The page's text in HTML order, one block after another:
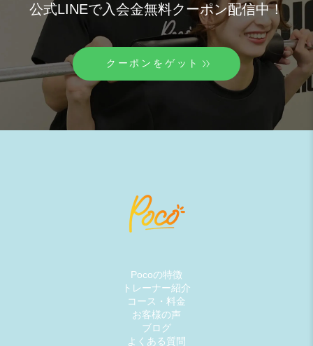
公式LINEで入会金無料クーポン配信中！
クーポンをゲット
Pocoの特徴
トレーナー紹介
コース・料金
お客様の声
ブログ
よくある質問